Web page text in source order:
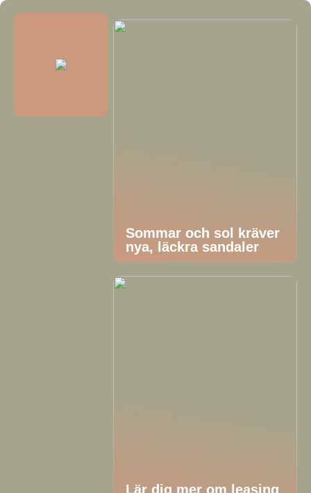
Sommar och sol kräver
nya, läckra sandaler
Lär dig mer om leasing